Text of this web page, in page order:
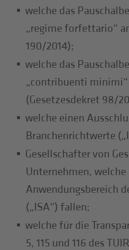
welche das
„regime forfettario“
190/2014);
welche das
„contribuenti minimi“
(Gesetzesdekret 98/
welche einen
Branchenrichtwerte
Gesellschafter von
Unternehmen, welche
Anwendungsbereich
(„ISA“) fallen;
welche für die
5, 115 und 116 des